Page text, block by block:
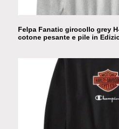
Felpa Fanatic girocollo grey
cotone pesante e pile in